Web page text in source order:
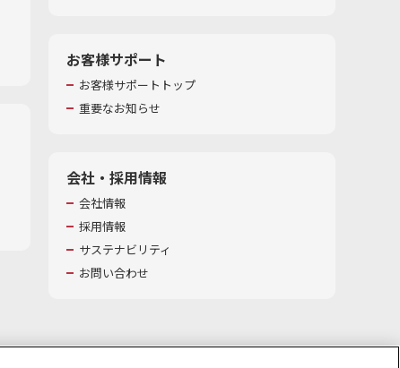
お客様サポート
お客様サポートトップ
重要なお知らせ
会社・採用情報
会社情報
採用情報
サステナビリティ
お問い合わせ